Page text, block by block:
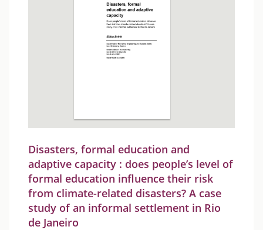
Disasters, formal education and
adaptive capacity : does people’s level of
formal education influence their risk
from climate-related disasters? A case
study of an informal settlement in Rio
de Janeiro